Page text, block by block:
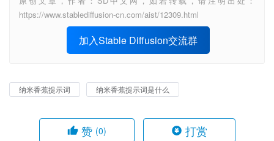
https://www.stablediffusion-cn.com/aist/12309.html
加入Stable Diffusion交流群
纳米香蕉提示词 纳米香蕉提示词是什么
赞 (0) 打赏